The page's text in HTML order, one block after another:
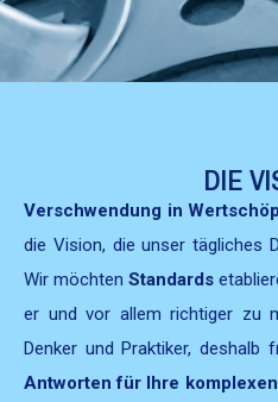
DIE
Ver­schwen­dung in
die Vision, die unser täglich­es
Wir möcht­en Stan­dards
er und vor allem richtiger zu
Denker und Prak­tik­er,
Antworten für Ihre